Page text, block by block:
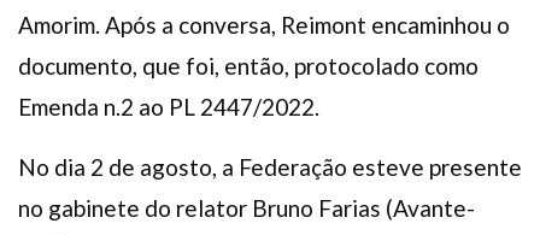
Amorim. Após a conversa, Reimont encaminhou o
documento, que foi, então, protocolado como
Emenda n.2 ao PL 2447/2022.
No dia 2 de agosto, a Federação esteve presente
no gabinete do relator Bruno Farias (Avante-